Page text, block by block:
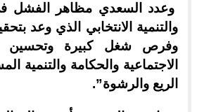
وعدد السعدي مظاهر الفشل في
والتنمية الانتخابي الذي وعد
وفرص شغل كبيرة وتحسين
الاجتماعية والحكامة والتنمية
الريع والرشوة”.